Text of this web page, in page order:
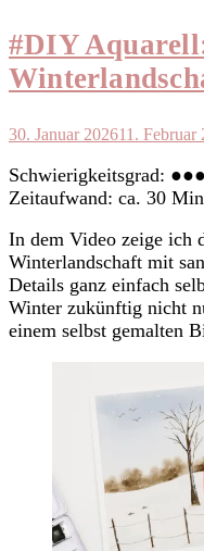
#DIY
30. Januar 202611. Februar
Schwierigkeitsgrad:
Zeitaufwand: ca. 30
In dem Video zeige ich
Winterlandschaft mit
Details ganz einfach
Winter zukünftig nicht
einem selbst gemalten